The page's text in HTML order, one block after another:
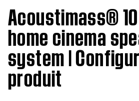
Acoustimass®
home cinema
system |
produit